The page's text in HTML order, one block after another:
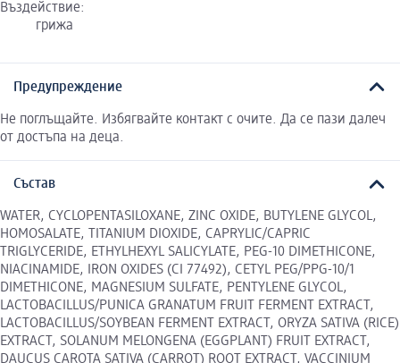
Въздействие:
грижа
Предупреждение
Не поглъщайте. Избягвайте контакт с очите. Да се пази далеч
от достъпа на деца.
Състав
WATER, CYCLOPENTASILOXANE, ZINC OXIDE, BUTYLENE GLYCOL,
HOMOSALATE, TITANIUM DIOXIDE, CAPRYLIC/CAPRIC
TRIGLYCERIDE, ETHYLHEXYL SALICYLATE, PEG-10 DIMETHICONE,
NIACINAMIDE, IRON OXIDES (CI 77492), CETYL PEG/PPG-10/1
DIMETHICONE, MAGNESIUM SULFATE, PENTYLENE GLYCOL,
LACTOBACILLUS/PUNICA GRANATUM FRUIT FERMENT EXTRACT,
LACTOBACILLUS/SOYBEAN FERMENT EXTRACT, ORYZA SATIVA (RICE)
EXTRACT, SOLANUM MELONGENA (EGGPLANT) FRUIT EXTRACT,
DAUCUS CAROTA SATIVA (CARROT) ROOT EXTRACT, VACCINIUM